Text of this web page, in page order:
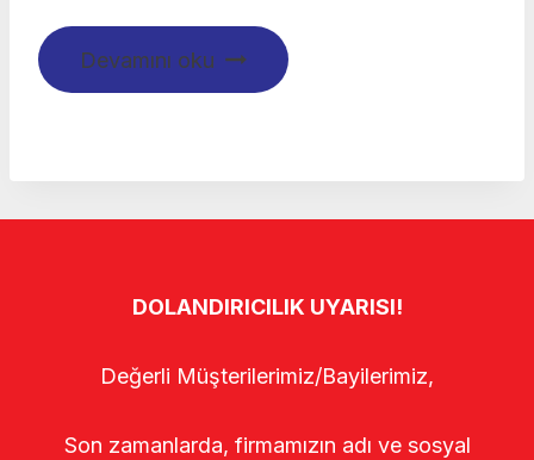
Devamını oku
DOLANDIRICILIK UYARISI!
Değerli Müşterilerimiz/Bayilerimiz,
Son zamanlarda, firmamızın adı ve sosyal